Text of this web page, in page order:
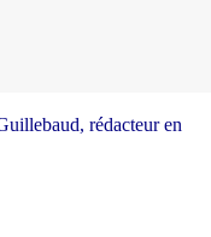
rédacteur en